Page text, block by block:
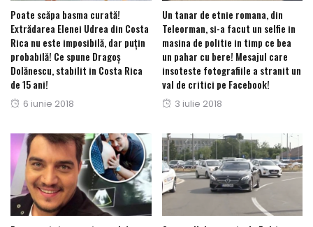
Poate scăpa basma curată!
Extrădarea Elenei Udrea din Costa
Rica nu este imposibilă, dar puțin
probabilă! Ce spune Dragoș
Dolănescu, stabilit in Costa Rica
de 15 ani!
Posted
6 iunie 2018
Un tanar de etnie romana, din
Teleorman, si-a facut un selfie in
masina de politie in timp ce bea
un pahar cu bere! Mesajul care
insoteste fotografiile a stranit un
val de critici pe Facebook!
Posted
3 iulie 2018